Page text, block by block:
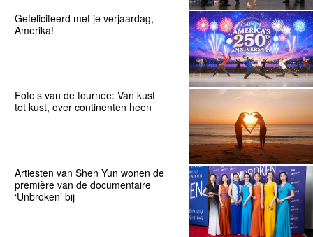
Gefeliciteerd met je verjaardag,
Amerika!
Foto’s van de tournee: Van kust
tot kust, over continenten heen
Artiesten van Shen Yun wonen de
première van de documentaire
‘Unbroken’ bij